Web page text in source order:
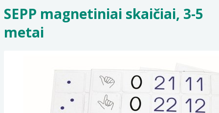
SEPP magnetiniai skaičiai, 3-5
metai